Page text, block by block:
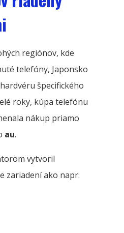
regiónov, kde
telefóny, Japonsko
špecifického
roky, kúpa telefónu
nákup priamo
au.
vytvoril
zariadení ako napr: